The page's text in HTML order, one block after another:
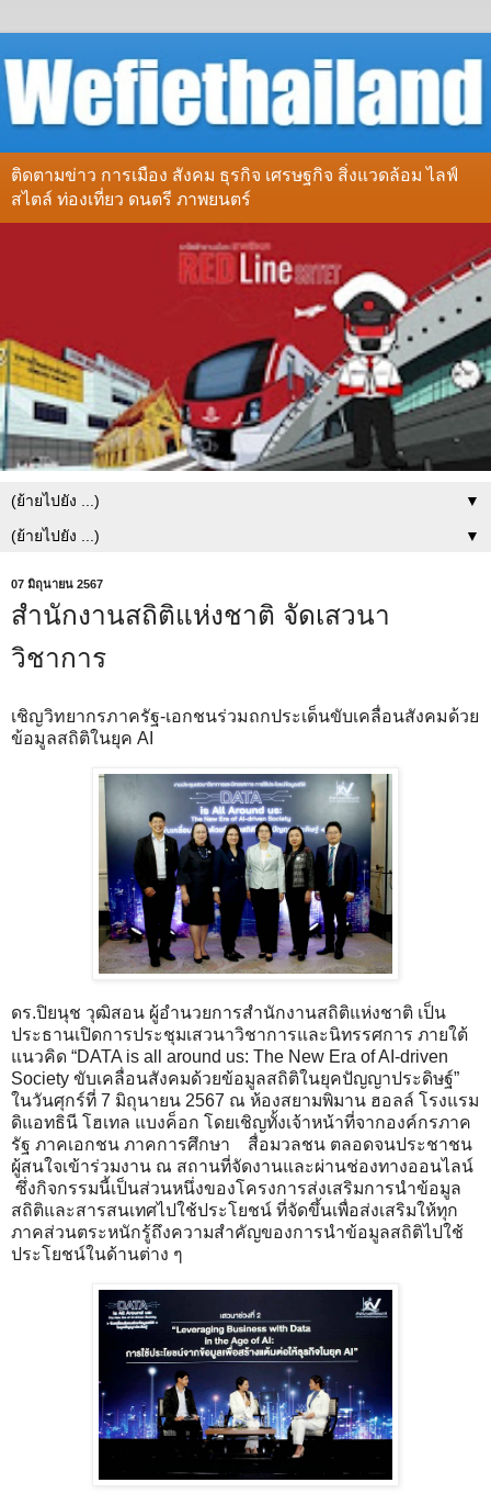
ติดตามข่าว การเมือง สังคม ธุรกิจ เศรษฐกิจ สิ่งแวดล้อม ไลฟ์
สไตล์ ท่องเที่ยว ดนตรี ภาพยนตร์
▼
▼
07 มิถุนายน 2567
สำนักงานสถิติแห่งชาติ จัดเสวนา
วิชาการ
เชิญวิทยากรภาครัฐ-เอกชนร่วมถกประเด็นขับเคลื่อนสังคมด้วย
ข้อมูลสถิติในยุค AI
ดร.ปิยนุช วุฒิสอน ผู้อำนวยการสำนักงานสถิติแห่งชาติ เป็น
ประธานเปิดการประชุมเสวนาวิชาการและนิทรรศการ ภายใต้
แนวคิด “DATA is all around us: The New Era of AI-driven
Society ขับเคลื่อนสังคมด้วยข้อมูลสถิติในยุคปัญญาประดิษฐ์”
ในวันศุกร์ที่ 7 มิถุนายน 2567 ณ ห้องสยามพิมาน ฮอลล์ โรงแรม
ดิแอทธินี โฮเทล แบงค็อก โดยเชิญทั้งเจ้าหน้าที่จากองค์กรภาค
รัฐ ภาคเอกชน ภาคการศึกษา สื่อมวลชน ตลอดจนประชาชน
ผู้สนใจเข้าร่วมงาน ณ สถานที่จัดงานและผ่านช่องทางออนไลน์
ซึ่งกิจกรรมนี้เป็นส่วนหนึ่งของโครงการส่งเสริมการนำข้อมูล
สถิติและสารสนเทศไปใช้ประโยชน์ ที่จัดขึ้นเพื่อส่งเสริมให้ทุก
ภาคส่วนตระหนักรู้ถึงความสำคัญของการนำข้อมูลสถิติไปใช้
ประโยชน์ในด้านต่าง ๆ